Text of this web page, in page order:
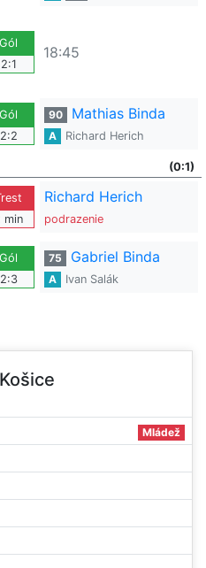
Gól
2:1
18:45
Gól
2:2
90 Mathias Binda
A Richard Herich
(0:1)
min
Richard Herich
podrazenie
Gól
2:3
75 Gabriel Binda
A Ivan Salák
Mládež